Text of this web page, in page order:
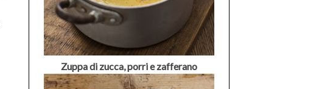
Zuppa di zucca, porri e zafferano